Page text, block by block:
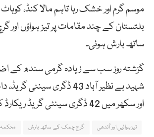
موسم گرم اور خشک رہا تاہم مالا کنڈ،
بلتستان کے چند مقامات پر تیز ہواؤں
ساتھ بارش ہوئی۔
گزشتہ روز سب سے زیادہ گرمی سندھ کے
شہید بے نظیر آباد 43 ڈگری
اور سکھر میں 42 ڈگری سینٹی گریڈ ریکارڈ کیا گیا۔
تیزہوائیں اور آندھی گرج چمک کے ساتھ بارش